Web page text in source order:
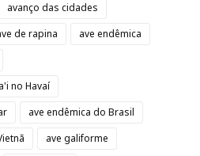
avanço das cidades
de rapina
ave endêmica
no Havaí
ave endêmica do Brasil
ave galiforme